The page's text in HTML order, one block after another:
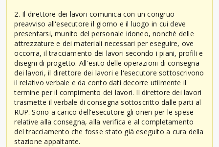
2. Il direttore dei lavori comunica con un congruo
preavviso all'esecutore il giorno e il luogo in cui deve
presentarsi, munito del personale idoneo, nonché delle
attrezzature e dei materiali necessari per eseguire, ove
occorra, il tracciamento dei lavori secondo i piani, profili e
disegni di progetto. All'esito delle operazioni di consegna
dei lavori, il direttore dei lavori e l'esecutore sottoscrivono
il relativo verbale e da conto dati decorre utilmente il
termine per il compimento dei lavori. Il direttore dei lavori
trasmette il verbale di consegna sottoscritto dalle parti al
RUP. Sono a carico dell'esecutore gli oneri per le spese
relative alla consegna, alla verifica e al completamento
del tracciamento che fosse stato già eseguito a cura della
stazione appaltante.